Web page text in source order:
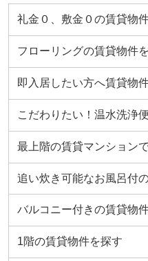
礼金０、敷金０の賃貸物
フローリングの賃貸物件
即入居したい方へ賃貸物
こだわりたい！温水洗浄
最上階の賃貸マンション
追い炊き可能なお風呂付
バルコニー付きの賃貸物
1階の賃貸物件を探す